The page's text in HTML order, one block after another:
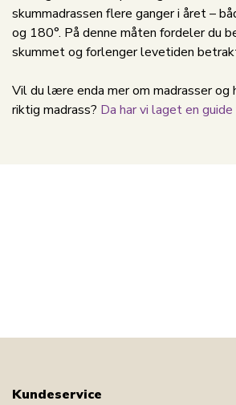
skummadrassen flere ganger i året –
og 180°. På denne måten fordeler du
skummet og forlenger levetiden
Vil du lære enda mer om madrasser og
riktig madrass? Da har vi laget en
Kundeservice